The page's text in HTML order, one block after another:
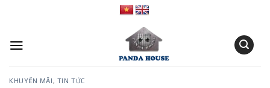
KHUYẾN MÃI , TIN TỨC